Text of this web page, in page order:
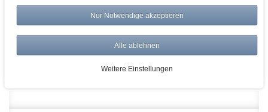
Versandkostenfrei ab 150€
Risikolos: 14 Tage Rückgabe
Über 20.000 Artikel
Schnelle Lieferung
Nur Notwendige akzeptieren
Alle ablehnen
Weitere Einstellungen